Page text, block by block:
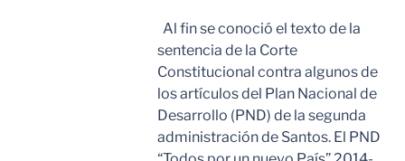
Al fin se conoció el texto de la
sentencia de la Corte
Constitucional contra algunos de
los artículos del Plan Nacional de
Desarrollo (PND) de la segunda
administración de Santos. El PND